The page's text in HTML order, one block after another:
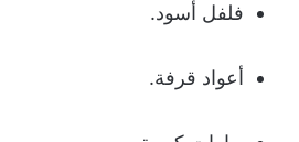
فلفل أسود.
أعواد قرفة.